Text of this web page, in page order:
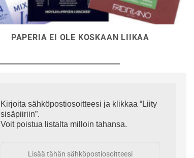
PAPERIA EI OLE KOSKAAN LIIKAA
Kirjoita sähköpostiosoitteesi ja klikkaa “Liity
sisäpiiriin”.
Voit poistua listalta milloin tahansa.